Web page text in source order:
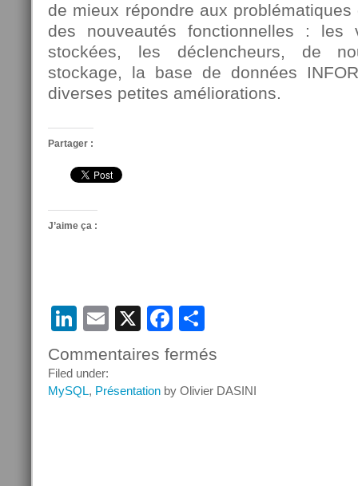
de mieux répondre aux problématiques
des nouveautés fonctionnelles : les
stockées, les déclencheurs, de
stockage, la base de données
diverses petites améliorations.
Partager :
J’aime ça :
LinkedIn
Email
X Facebook
Commentaires fermés
:
Filed under:
MySQL, Présentation by Olivier DASINI